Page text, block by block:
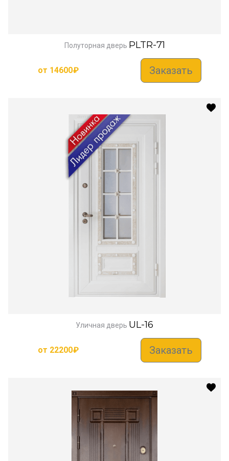
Полуторная дверь PLTR-71
от 14600₽ Заказать
Уличная дверь UL-16
от 22200₽ Заказать